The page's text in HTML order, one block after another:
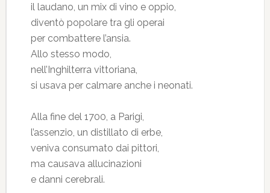
il laudano, un mix di vino e oppio,
diventò popolare tra gli operai
per combattere l’ansia.
Allo stesso modo,
nell’Inghilterra vittoriana,
si usava per calmare anche i neonati.
Alla fine del 1700, a Parigi,
l’assenzio, un distillato di erbe,
veniva consumato dai pittori,
ma causava allucinazioni
e danni cerebrali.